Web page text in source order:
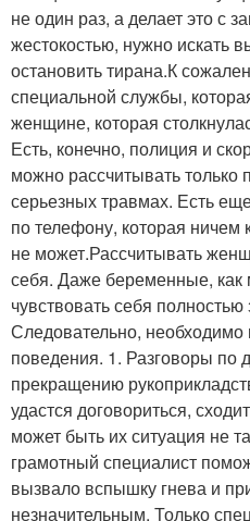
не один раз, а делает это с
жестокостью, нужно искать
остановить тирана.К
специальной службы,
женщине, которая
Есть, конечно, полиция и
можно рассчитывать только
серьезных травмах. Есть
по телефону, которая
не может.Рассчитывать
себя. Даже беременные,
чувствовать себя
Следовательно,
поведения. 1. Разговоры по
прекращению
удастся договориться,
может быть их ситуация не
грамотный специалист
вызвало вспышку гнева и
незначительным. Только